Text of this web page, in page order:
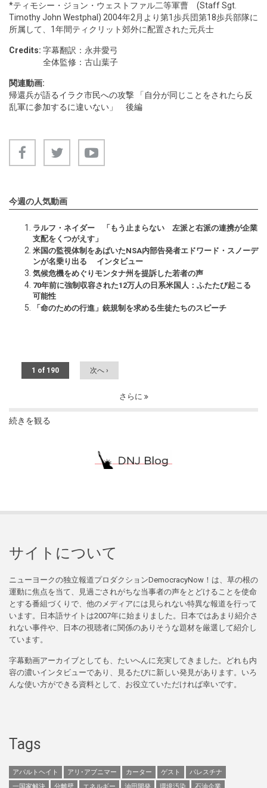
*ティモシー・ジョン・ウェストファル二等軍曹 (Staff Sgt.
Timothy John Westphal) 2004年2月より第1歩兵団第18歩兵部隊に
所属して、1年間ティクリット郊外に配置された元兵士
Credits: 字幕翻訳：永井愛弓
全体監修：古山葉子
関連動画:
帰還兵が語るイラク市民への攻撃 「自分が同じことをされたら反
乱軍に参加するに違いない」 後編
今週の人気動画
ラルフ・ネイダー 「もう止まらない 左派と右派の連携が企業
支配をくつがえす」
米国の監視体制をあばいたNSA内部告発者エドワード・スノーデ
ンが名乗り出る インタビュー
気候危機をめぐりモンタナ州を提訴した若者の声
70年前に強制収容された12万人の日系米国人：ふたたび起こる
可能性
「命のための行進」銃規制を求める生徒たちのスピーチ
1 of 190 次へ ›
さらに
続きを観る
サイトについて
ニューヨークの独立報道プロダクションDemocracyNow！は、草の根の
運動に焦点を当て、見過ごされがちな当事者の声をとどけることを使命
とする番組づくりで、他のメディアには見られない特異な報道を行って
います。日本語サイトは2007年に始まりました。日本ではあまり紹介さ
れない事件や、日本の視聴者に関係のありそうな題材を厳選して紹介し
ています。
字幕動画アーカイブとしても、たいへんに充実してきました。どれも内
容の濃いインタビューであり、見るたびに新しい発見があります。いろ
んな使い方ができる資料として、お役立ていただければ幸いです。
Tags
アパルトヘイト アリ･アブニマー カーター ゲスト
パレスチナ